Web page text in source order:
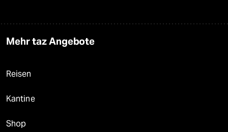
Mehr taz Angebote
Reisen
Kantine
Shop